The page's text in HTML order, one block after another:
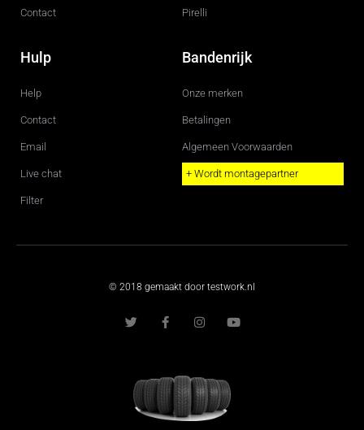
Contact Pirelli
Hulp
Help
Contact
Email
Live chat
Filter
Bandenrijk
Onze merken
Betalingen
Algemeen Voorwaarden
+ Wordt montagepartner
© 2018 gemaakt door testwork.nl
w
i
a
c
o
k
-
f
n
s
r
a
m
o
u